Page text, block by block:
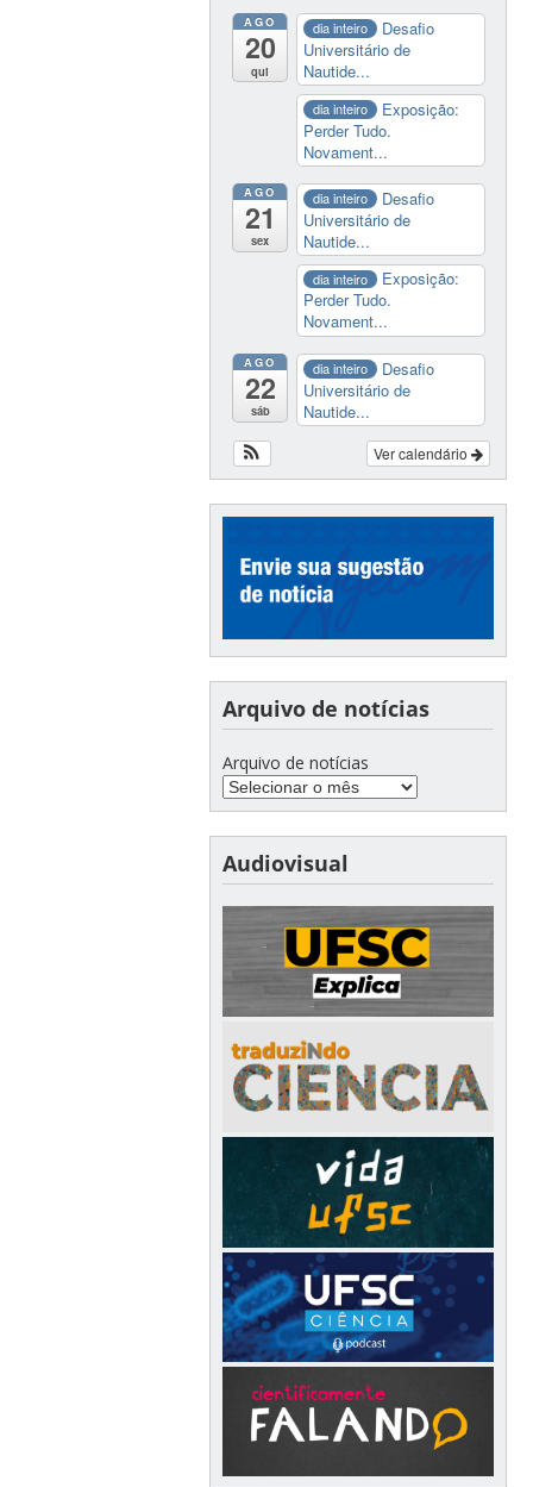
AGO
20
qui
dia inteiro
Desafio
Universitário de
Nautide...
dia inteiro
Exposição:
Perder Tudo.
Novament...
AGO
21
sex
dia inteiro
Desafio
Universitário de
Nautide...
dia inteiro
Exposição:
Perder Tudo.
Novament...
AGO
22
sáb
dia inteiro
Desafio
Universitário de
Nautide...
Ver calendário
Arquivo de notícias
Arquivo de notícias
Audiovisual